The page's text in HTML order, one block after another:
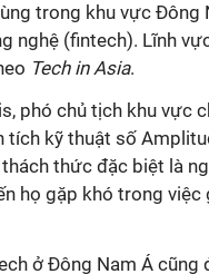
trong khu vực Đông
nghệ (fintech). Lĩnh
Tech in Asia.
phó chủ tịch khu vực
tích kỹ thuật số
thức đặc biệt là
họ gặp khó trong
ở Đông Nam Á